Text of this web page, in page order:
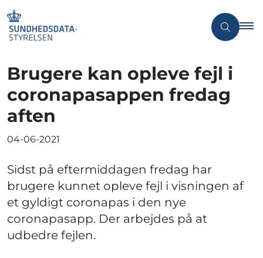
Brugere kan opleve fejl i
coronapasappen fredag
aften
04-06-2021
Sidst på eftermiddagen fredag har
brugere kunnet opleve fejl i visningen af
et gyldigt coronapas i den nye
coronapasapp. Der arbejdes på at
udbedre fejlen.